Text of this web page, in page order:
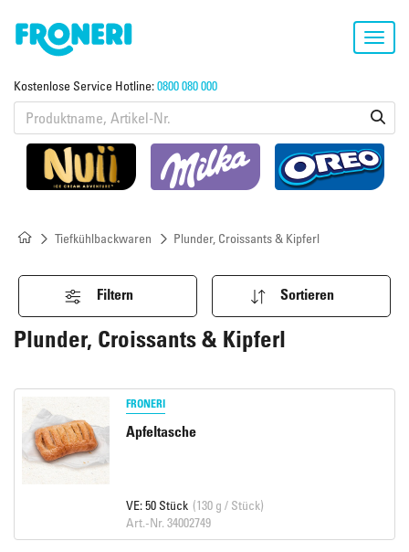
Kostenlose Service Hotline:0800 080 000
Tiefkühlbackwaren Plunder, Croissants & Kipferl
Filtern Sortieren
Plunder, Croissants & Kipferl
FRONERI
Apfeltasche
VE: 50 Stück (130 g / Stück)
Art.-Nr. 34002749